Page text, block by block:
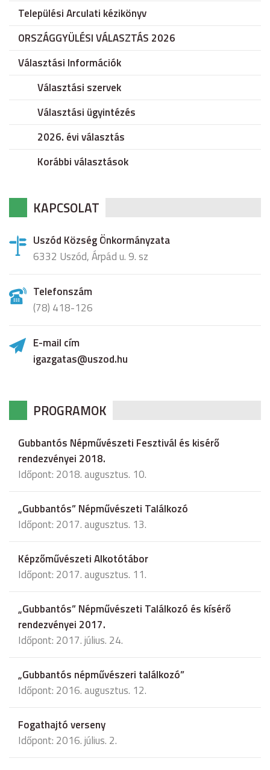
Települési Arculati kézikönyv
ORSZÁGGYÜLÉSI VÁLASZTÁS 2026
Választási Információk
Választási szervek
Választási ügyintézés
2026. évi választás
Korábbi választások
KAPCSOLAT
Uszód Község Önkormányzata
6332 Uszód, Árpád u. 9. sz
Telefonszám
(78) 418-126
E-mail cím
igazgatas@uszod.hu
PROGRAMOK
Gubbantós Népművészeti Fesztivál és kisérő
rendezvényei 2018.
Időpont: 2018. augusztus. 10.
„Gubbantós” Népművészeti Találkozó
Időpont: 2017. augusztus. 13.
Képzőművészeti Alkotótábor
Időpont: 2017. augusztus. 11.
„Gubbantós” Népművészeti Találkozó és kísérő
rendezvényei 2017.
Időpont: 2017. július. 24.
„Gubbantós népművészeri találkozó”
Időpont: 2016. augusztus. 12.
Fogathajtó verseny
Időpont: 2016. július. 2.